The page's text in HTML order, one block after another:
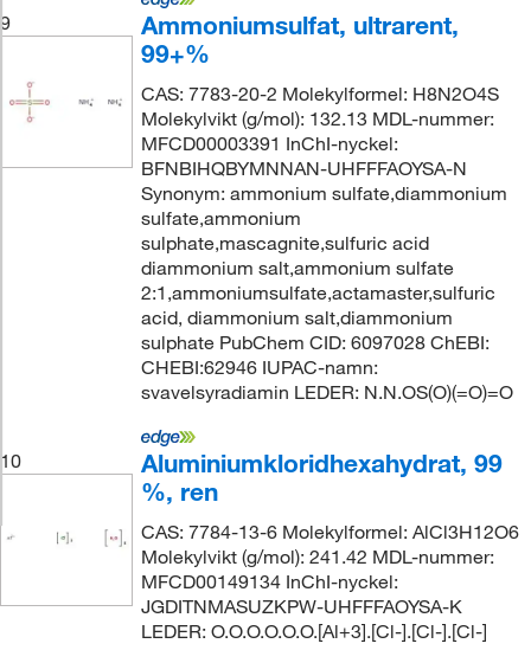
9
Ammoniumsulfat, ultrarent,
99+%
CAS: 7783-20-2 Molekylformel: H8N2O4S
Molekylvikt (g/mol): 132.13 MDL-nummer:
MFCD00003391 InChI-nyckel:
BFNBIHQBYMNNAN-UHFFFAOYSA-N
Synonym: ammonium sulfate,diammonium
sulfate,ammonium
sulphate,mascagnite,sulfuric acid
diammonium salt,ammonium sulfate
2:1,ammoniumsulfate,actamaster,sulfuric
acid, diammonium salt,diammonium
sulphate PubChem CID: 6097028 ChEBI:
CHEBI:62946 IUPAC-namn:
svavelsyradiamin LEDER: N.N.OS(O)(=O)=O
10
Aluminiumkloridhexahydrat, 99
%, ren
CAS: 7784-13-6 Molekylformel: AlCl3H12O6
Molekylvikt (g/mol): 241.42 MDL-nummer:
MFCD00149134 InChI-nyckel:
JGDITNMASUZKPW-UHFFFAOYSA-K
LEDER: O.O.O.O.O.O.[Al+3].[Cl-].[Cl-].[Cl-]